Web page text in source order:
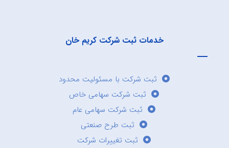
خدمات ثبت شرکت کریم خان
ثبت شرکت با مسئولیت محدود
ثبت شرکت سهامی خاص
ثبت شرکت سهامی عام
ثبت طرح صنعتی
ثبت تغییرات شرکت